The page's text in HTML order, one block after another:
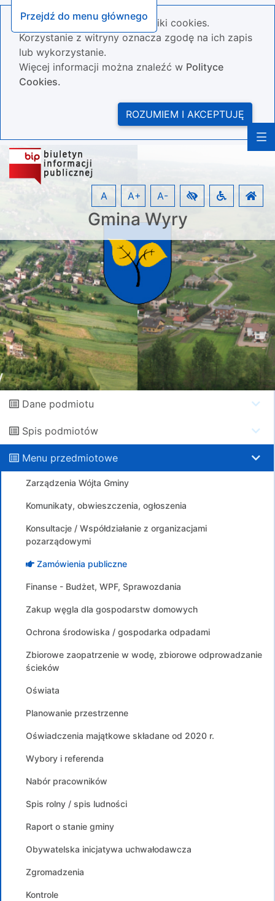
Przejdź do menu głównego
Nasza strona wykorzystuje pliki cookies.
Korzystanie z witryny oznacza zgodę na ich zapis
lub wykorzystanie.
Więcej informacji można znaleźć w Polityce
Cookies.
ROZUMIEM I AKCEPTUJĘ
Gmina Wyry
A A+ A-
Dane podmiotu
Spis podmiotów
Menu przedmiotowe
Zarządzenia Wójta Gminy
Komunikaty, obwieszczenia, ogłoszenia
Konsultacje / Współdziałanie z organizacjami
pozarządowymi
Zamówienia publiczne
Finanse - Budżet, WPF, Sprawozdania
Zakup węgla dla gospodarstw domowych
Ochrona środowiska / gospodarka odpadami
Zbiorowe zaopatrzenie w wodę, zbiorowe odprowadzanie
ścieków
Oświata
Planowanie przestrzenne
Oświadczenia majątkowe składane od 2020 r.
Wybory i referenda
Nabór pracowników
Spis rolny / spis ludności
Raport o stanie gminy
Obywatelska inicjatywa uchwałodawcza
Zgromadzenia
Kontrole